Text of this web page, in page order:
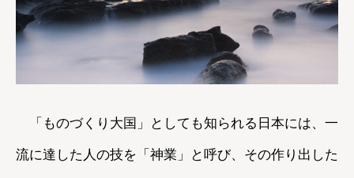
「ものづくり大国」としても知られる日本には、一
流に達した人の技を「神業」と呼び、その作り出した